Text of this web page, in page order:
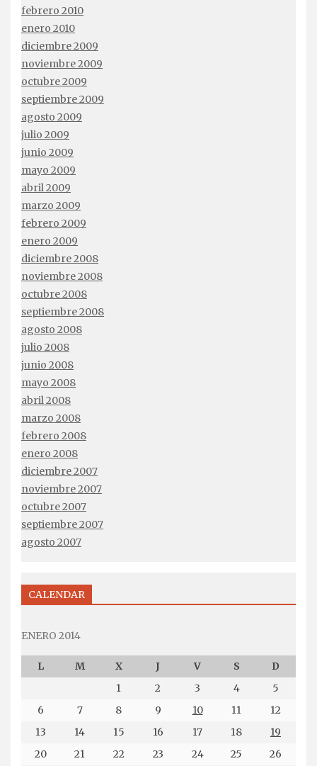
febrero 2010
enero 2010
diciembre 2009
noviembre 2009
octubre 2009
septiembre 2009
agosto 2009
julio 2009
junio 2009
mayo 2009
abril 2009
marzo 2009
febrero 2009
enero 2009
diciembre 2008
noviembre 2008
octubre 2008
septiembre 2008
agosto 2008
julio 2008
junio 2008
mayo 2008
abril 2008
marzo 2008
febrero 2008
enero 2008
diciembre 2007
noviembre 2007
octubre 2007
septiembre 2007
agosto 2007
CALENDAR
ENERO 2014
L M X J V S
D
1
2 3 4
5
6
7 8 9 10 11
12
13
14 15 16 17 18
19
20
21 22 23 24 25
26